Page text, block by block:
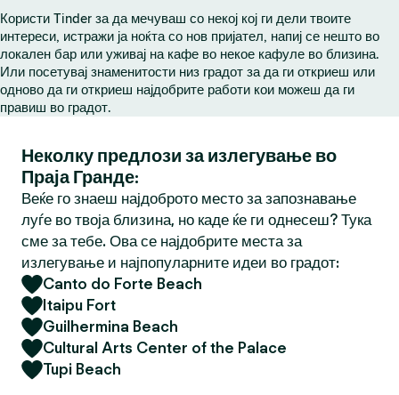
Користи Tinder за да мечуваш со некој кој ги дели твоите
интереси, истражи ја ноќта со нов пријател, напиј се нешто во
локален бар или уживај на кафе во некое кафуле во близина.
Или посетувај знаменитости низ градот за да ги откриеш или
одново да ги откриеш најдобрите работи кои можеш да ги
правиш во градот.
Неколку предлози за излегување во
Праја Гранде:
Веќе го знаеш најдоброто место за запознавање
луѓе во твоја близина, но каде ќе ги однесеш? Тука
сме за тебе. Ова се најдобрите места за
излегување и најпопуларните идеи во градот:
Canto do Forte Beach
Itaipu Fort
Guilhermina Beach
Cultural Arts Center of the Palace
Tupi Beach